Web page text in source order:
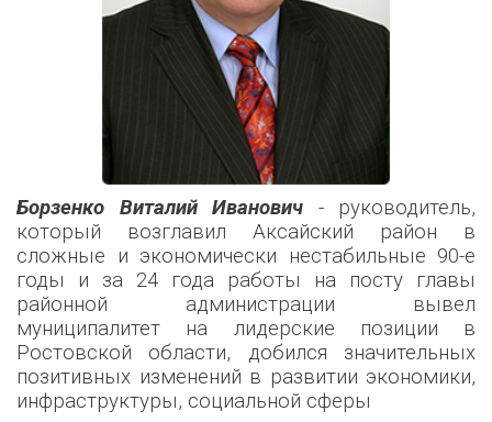
Борзенко Виталий Иванович - руководитель,
который возглавил Аксайский район в
сложные и экономически нестабильные 90-е
годы и за 24 года работы на посту главы
районной администрации вывел
муниципалитет на лидерские позиции в
Ростовской области, добился значительных
позитивных изменений в развитии экономики,
инфраструктуры, социальной сферы